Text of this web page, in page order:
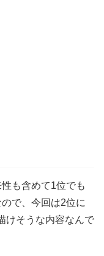
も含めて1位でも
で、今回は2位に
けそうな内容なんで